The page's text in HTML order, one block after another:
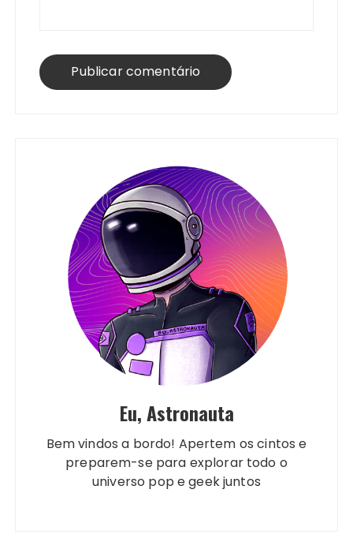
Eu, Astronauta
Bem vindos a bordo! Apertem os cintos e
preparem-se para explorar todo o
universo pop e geek juntos